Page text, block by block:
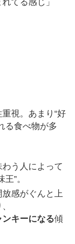
重視。あまり“好
る食べ物が多
わう人によって
”。
感がぐんと上
キーになる傾